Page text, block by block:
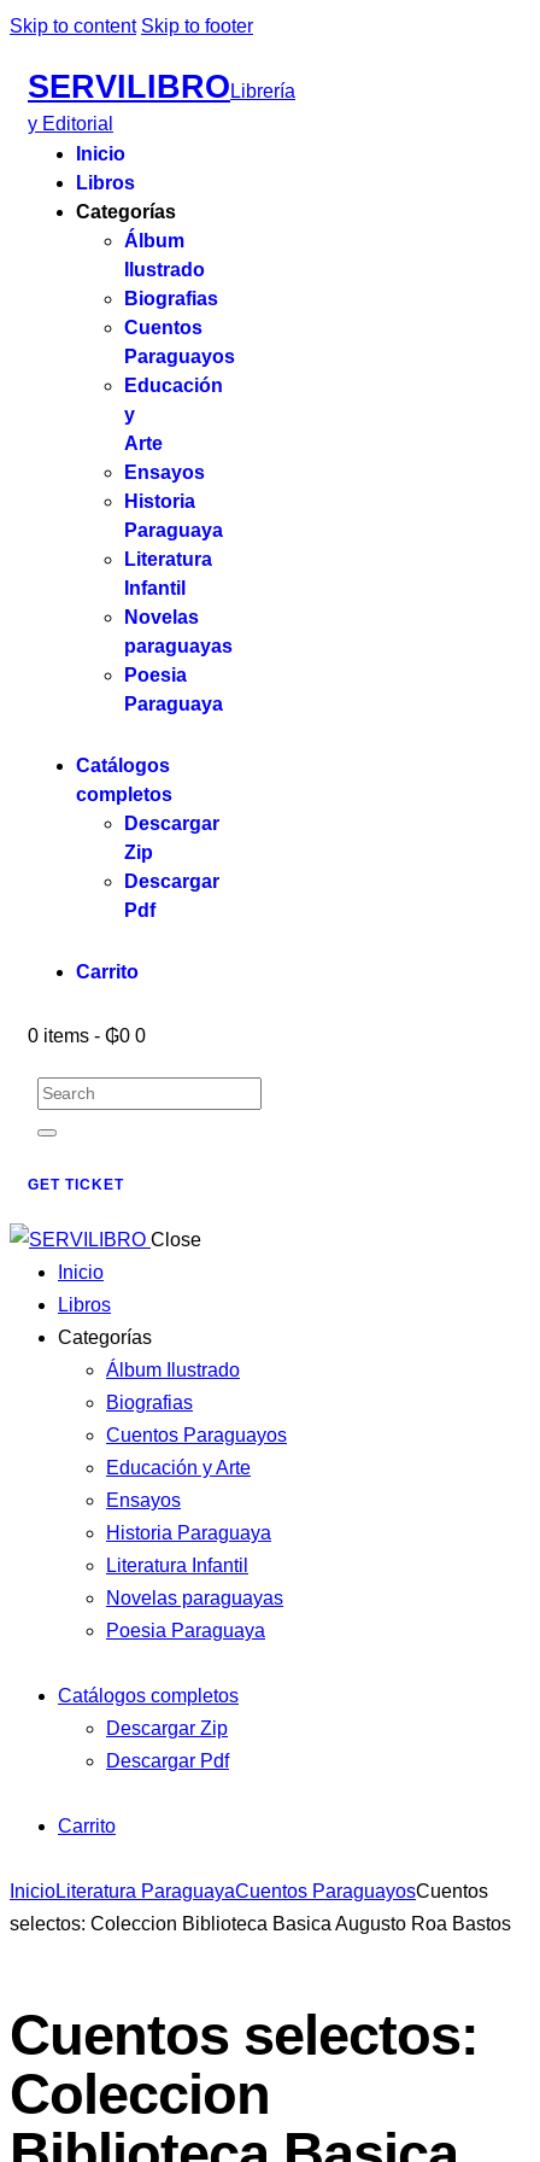
Skip to content Skip to footer
SERVILIBRO Librería
y Editorial
Inicio
Libros
Categorías
Álbum
Ilustrado
Biografias
Cuentos
Paraguayos
Educación
y
Arte
Ensayos
Historia
Paraguaya
Literatura
Infantil
Novelas
paraguayas
Poesia
Paraguaya
Catálogos
completos
Descargar
Zip
Descargar
Pdf
Carrito
0 items - ₲0 0
GET TICKET
Close
Inicio
Libros
Categorías
Álbum Ilustrado
Biografias
Cuentos Paraguayos
Educación y Arte
Ensayos
Historia Paraguaya
Literatura Infantil
Novelas paraguayas
Poesia Paraguaya
Catálogos completos
Descargar Zip
Descargar Pdf
Carrito
InicioLiteratura ParaguayaCuentos ParaguayosCuentos
selectos: Coleccion Biblioteca Basica Augusto Roa Bastos
Cuentos selectos:
Coleccion